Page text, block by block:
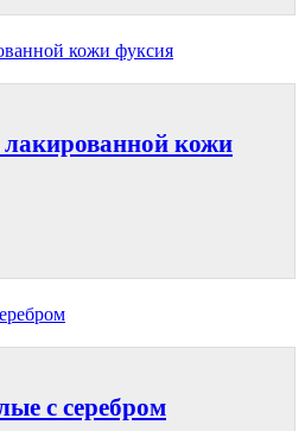
кожи
с серебром